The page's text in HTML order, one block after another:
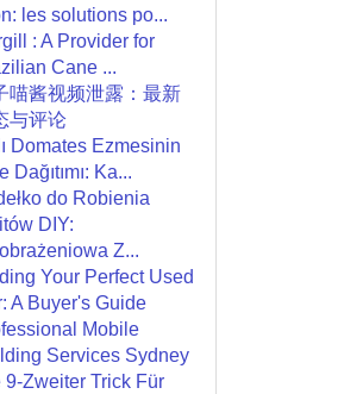
les solutions po...
: A Provider for
Cane ...
喵酱视频泄露：最新
与评论
Domates Ezmesinin
Dağıtımı: Ka...
do Robienia
DIY:
Z...
Your Perfect Used
A Buyer's Guide
Mobile
Services Sydney
9-Zweiter Trick Für